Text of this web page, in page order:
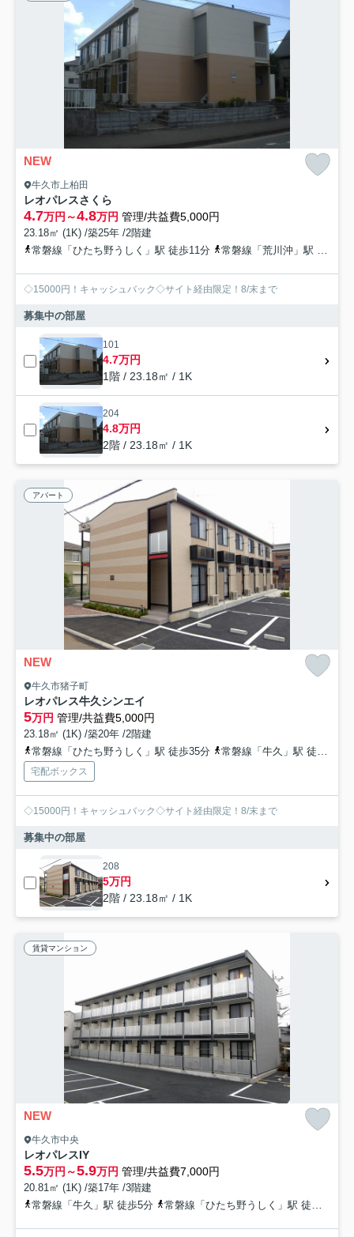
NEW
牛久市上柏田
レオパレスさくら
4.7万円～4.8万円 管理/共益費5,000円
23.18㎡ (1K) /築25年 /2階建
常磐線「ひたち野うしく」駅 徒歩11分
常磐線「荒川沖」駅 徒歩39分
◇15000円！キャッシュバック◇サイト経由限定！8/末まで
募集中の部屋
101
4.7万円
1階 / 23.18㎡ / 1K
204
4.8万円
2階 / 23.18㎡ / 1K
アパート
NEW
牛久市猪子町
レオパレス牛久シンエイ
5万円 管理/共益費5,000円
23.18㎡ (1K) /築20年 /2階建
常磐線「ひたち野うしく」駅 徒歩35分
常磐線「牛久」駅 徒歩25分
宅配ボックス
◇15000円！キャッシュバック◇サイト経由限定！8/末まで
募集中の部屋
208
5万円
2階 / 23.18㎡ / 1K
賃貸マンション
NEW
牛久市中央
レオパレスIY
5.5万円～5.9万円 管理/共益費7,000円
20.81㎡ (1K) /築17年 /3階建
常磐線「牛久」駅 徒歩5分
常磐線「ひたち野うしく」駅 徒歩50分